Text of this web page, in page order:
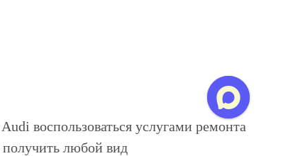
воспользоваться услугами ремонта
любой вид